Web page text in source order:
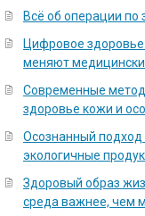
Всё об операции по
Цифровое
меняют
Современные
здоровье кожи и
Осознанный подход
экологичные
Здоровый образ
среда важнее, чем